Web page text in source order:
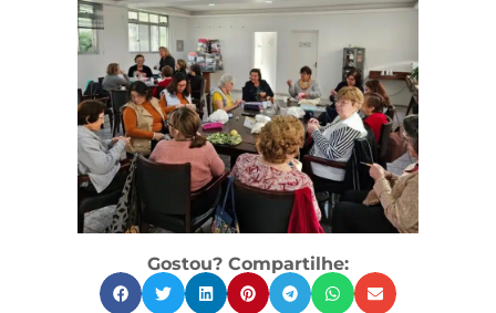
Gostou? Compartilhe: